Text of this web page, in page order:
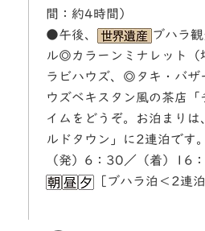
間：約4時間）
●午後、
ブハラ
ル◎カラーンミナレット
ラビハウズ、◎タキ・バザ
ウズベキスタン風の茶店「
イムをどうぞ。お泊まり
ルドタウン」に2連泊です。
（発）6：30／（着）16
［ブハラ泊＜2連泊